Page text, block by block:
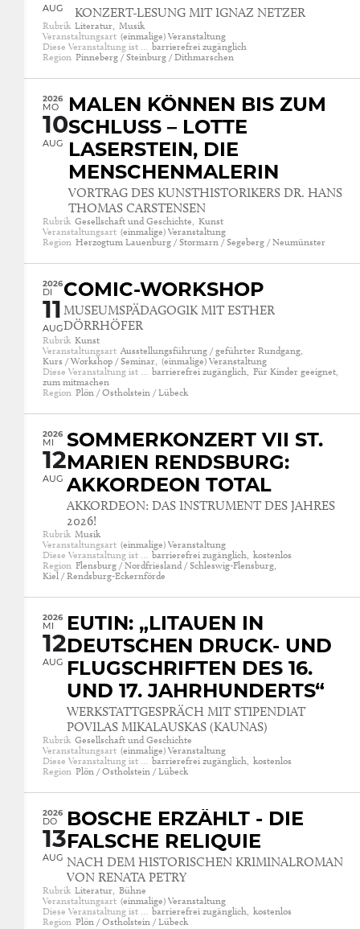
AUG KONZERT-LESUNG MIT IGNAZ NETZER
Rubrik Literatur, Musik
Veranstaltungsart (einmalige) Veranstaltung
Diese Veranstaltung ist … barrierefrei zugänglich
Region Pinneberg / Steinburg / Dithmarschen
2026
MO
10
AUG
MALEN KÖNNEN BIS ZUM
SCHLUSS – LOTTE
LASERSTEIN, DIE
MENSCHENMALERIN
VORTRAG DES KUNSTHISTORIKERS DR. HANS
THOMAS CARSTENSEN
Rubrik Gesellschaft und Geschichte, Kunst
Veranstaltungsart (einmalige) Veranstaltung
Region Herzogtum Lauenburg / Stormarn / Segeberg / Neumünster
2026
DI
11
AUG
COMIC-WORKSHOP
MUSEUMSPÄDAGOGIK MIT ESTHER
DÖRRHÖFER
Rubrik Kunst
Veranstaltungsart Ausstellungsführung / geführter Rundgang,
Kurs / Workshop / Seminar, (einmalige) Veranstaltung
Diese Veranstaltung ist … barrierefrei zugänglich, Für Kinder geeignet,
zum mitmachen
Region Plön / Ostholstein / Lübeck
2026
MI
12
AUG
SOMMERKONZERT VII ST.
MARIEN RENDSBURG:
AKKORDEON TOTAL
AKKORDEON: DAS INSTRUMENT DES JAHRES
2026!
Rubrik Musik
Veranstaltungsart (einmalige) Veranstaltung
Diese Veranstaltung ist … barrierefrei zugänglich, kostenlos
Region Flensburg / Nordfriesland / Schleswig-Flensburg,
Kiel / Rendsburg-Eckernförde
2026
MI
12
AUG
EUTIN: „LITAUEN IN
DEUTSCHEN DRUCK- UND
FLUGSCHRIFTEN DES 16.
UND 17. JAHRHUNDERTS“
WERKSTATTGESPRÄCH MIT STIPENDIAT
POVILAS MIKALAUSKAS (KAUNAS)
Rubrik Gesellschaft und Geschichte
Veranstaltungsart (einmalige) Veranstaltung
Diese Veranstaltung ist … barrierefrei zugänglich, kostenlos
Region Plön / Ostholstein / Lübeck
2026
DO
13
AUG
BOSCHE ERZÄHLT - DIE
FALSCHE RELIQUIE
NACH DEM HISTORISCHEN KRIMINALROMAN
VON RENATA PETRY
Rubrik Literatur, Bühne
Veranstaltungsart (einmalige) Veranstaltung
Diese Veranstaltung ist … barrierefrei zugänglich, kostenlos
Region Plön / Ostholstein / Lübeck